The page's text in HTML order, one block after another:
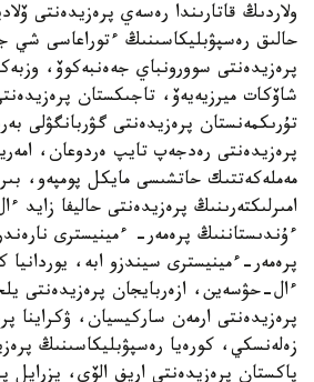
ولاردىڭ قاتارىندا رەسەي پرەزيدەنتى
حالىق رەسپۋبليكاسىنىڭ ءتوراعاسى شي
پرەزيدەنتى سوورونباي جەەنبەكوۆ،
شاۆكات ميرزيەيەۆ، تاجىكستان
تۇرىكمەنستان پرەزيدەنتى گۋربانگۋلى
پرەزيدەنتى رەدجەپ تايپ ەردوعان،
مەملەكەتتىك حاتشىسى مايكل پومپەو،
امىرلىكتەرىنىڭ پرەزيدەنتى حاليفا زايد
ءۇندىستاننىڭ پرەمەر- ءمينيسترى
ءال-حۋسەين، ازەربايجان پرەزيدەنتى
پرەزيدەنتى ارمەن ساركيسيان، ۋكراينا
زەلەنسكي، كورەيا رەسپۋبليكاسىنىڭ
پاكستان پرەزيدەنتى اريف الۆي، يزرايل